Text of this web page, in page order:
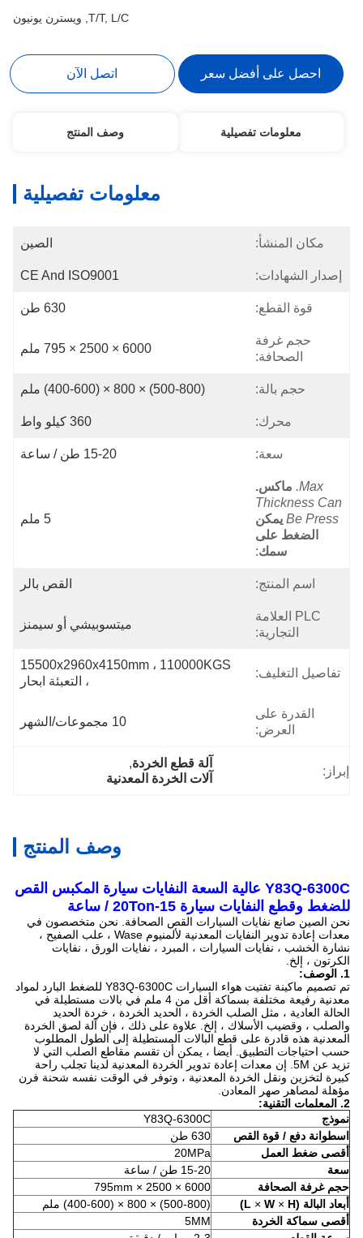
T/T, L/C, ويسترن يونيون
احصل على أفضل سعر اتصل الآن
معلومات تفصيلية وصف المنتج
معلومات تفصيلية
مكان المنشأ: الصين
إصدار الشهادات: CE And ISO9001
قوة القطع: 630 طن
حجم غرفة
الصحافة:
6000 × 2500 × 795 ملم
حجم بالة:
محرك: 360 كيلو واط
سعة: 15-20 طن / ساعة
Max. ماكس.
Thickness Can
Be Press يمكن
الضغط على
سمك:
5 ملم
اسم المنتج: القص بالر
PLC العلامة
التجارية:
ميتسوبيشي أو سيمنز
تفاصيل التغليف:
15500x2960x4150mm ، 110000KGS
، التعبئة ابحار
القدرة على
العرض:
10 مجموعات/الشهر
إبراز:
آلة قطع الخردة,
آلات الخردة المعدنية
وصف المنتج
Y83Q-6300C عالية السعة النفايات سيارة المكبس القص
للضغط وقطع النفايات سيارة 15-20Ton / ساعة
نحن الصين صانع نفايات السيارات القص الصحافة.
نحن متخصصون في
معدات إعادة تدوير النفايات المعدنية لألمنيوم Wase ، علب الصفيح ،
نشارة الخشب ، نفايات السيارات ، المبرد ، نفايات الورق ، نفايات
الكرتون ، إلخ.
1. الوصف:
تم تصميم ماكينة تفتيت هواء السيارات Y83Q-6300C للضغط البارد لمواد
معدنية رفيعة مختلفة بسماكة أقل من 4 ملم في بالات مستطيلة في
الحالة العادية ، مثل الصلب الخردة ، الحديد الخردة ، خردة الحديد
والصلب ، وقضيب الأسلاك ، إلخ. علاوة على ذلك ، فإن آلة لصق الخردة
المعدنية هذه قادرة على قطع البالات المستطيلة إلى الطول المطلوب
حسب احتياجات التطبيق.
أيضا ، يمكن أن تقسم مقاطع الصلب التي لا
تزيد عن 5M.
إن معدات إعادة تدوير الخردة المعدنية لدينا تجلب راحة
كبيرة لتخزين ونقل الخردة المعدنية ، وتوفر في الوقت نفسه شحنة فرن
مؤهلة لمصاهر صهر المعادن.
2. المعلمات التقنية:
نموذج
Y83Q-6300C
اسطوانة دفع / قوة القص
630 طن
أقصى ضغط العمل
20MPa
سعة
15-20 طن / ساعة
حجم غرفة الصحافة
6000 × 2500 × 795mm
أبعاد البالة (L
×W×H)
أقصى سماكة الخردة
5MM